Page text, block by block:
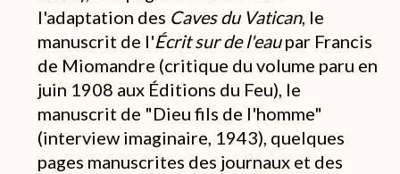
l'adaptation des Caves du Vatican, le
manuscrit de l'Écrit sur de l'eaupar Francis
de Miomandre (critique du volume paru en
juin 1908 aux Éditions du Feu), le
manuscrit de "Dieu fils de l'homme"
(interview imaginaire, 1943), quelques
pages manuscrites des journaux et des